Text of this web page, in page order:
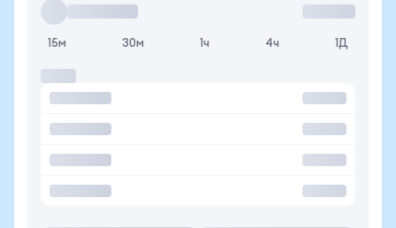
15м 30м 1ч 4ч 1Д